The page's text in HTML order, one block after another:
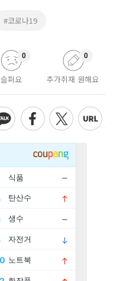
#코로나19
슬퍼요
0
추가취재 원해요
0